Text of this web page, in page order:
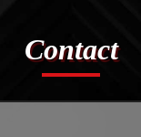
Contact